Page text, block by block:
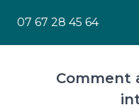
07 67 28 45 64
Comment